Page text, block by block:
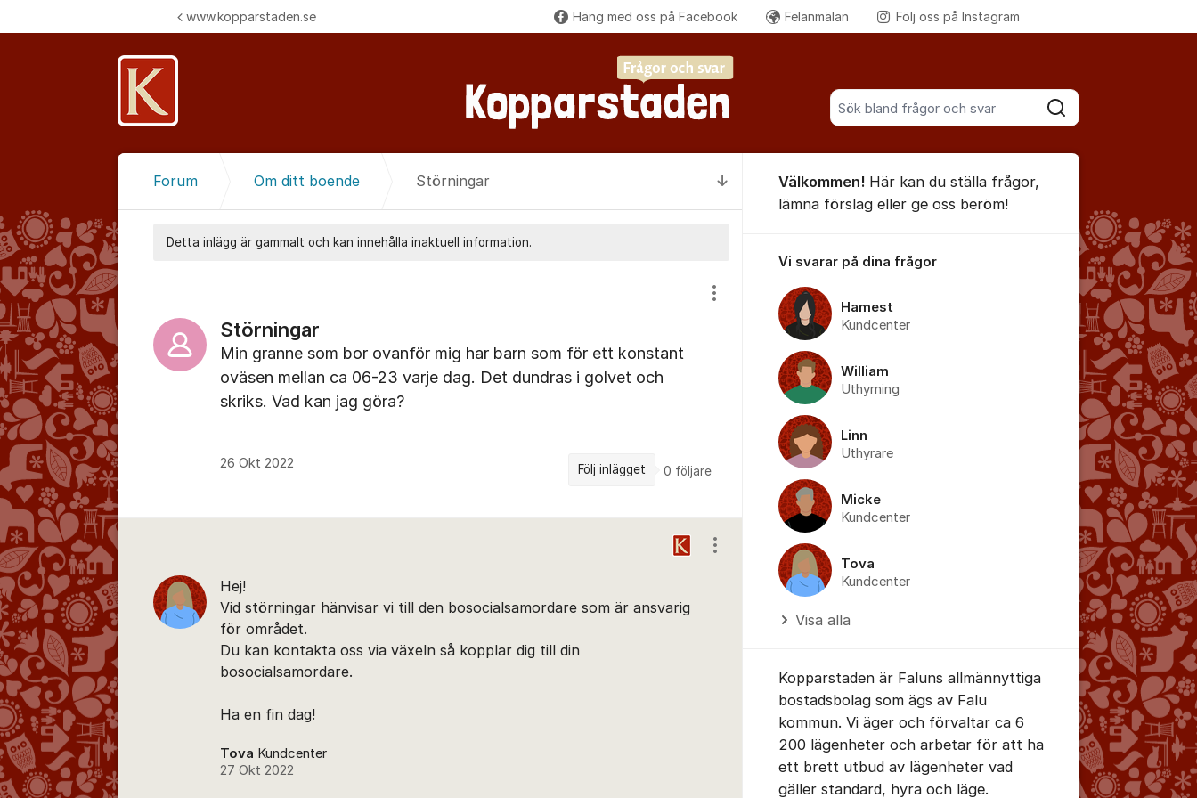
Sök bland alla inlägg
Sök
www.kopparstaden.se Häng med oss på Facebook Felanmälan Följ oss på InstagramFler supportlänkar
Till senaste kommentaren
Forum Om ditt boende Störningar
Detta inlägg är gammalt och kan innehålla inaktuell information.
Störningar
Visa/dölj inställningar för inlägg/kommentar
Min granne som bor ovanför mig har barn som för ett konstant
oväsen mellan ca 06-23 varje dag. Det dundras i golvet och
skriks. Vad kan jag göra?
26 Okt 2022 Följ inlägget 0 följare
Hej!
Vid störningar hänvisar vi till den bosocialsamordare som är ansvarig
för området.
Du kan kontakta oss via växeln så kopplar dig till din
bosocialsamordare.
Ha en fin dag!
Tova Kundcenter
27 Okt 2022
Visa/dölj inställningar för inlägg/kommentar
Välkommen! Här kan du ställa frågor,
lämna förslag eller ge oss beröm!
Vi svarar på dina frågor
Hamest
Kundcenter
William
Uthyrning
Linn
Uthyrare
Micke
Kundcenter
Tova
Kundcenter
Visa alla
Kopparstaden är Faluns allmännyttiga
bostadsbolag som ägs av Falu
kommun. Vi äger och förvaltar ca 6
200 lägenheter och arbetar för att ha
ett brett utbud av lägenheter vad
gäller standard, hyra och läge.